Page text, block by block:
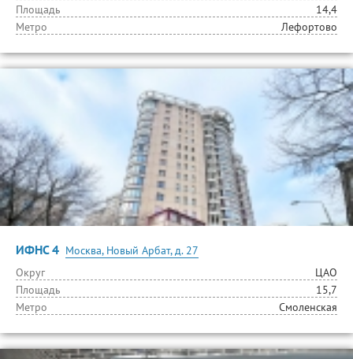
Площадь
14,4
Метро
Лефортово
ИФНС 4 Москва, Новый Арбат, д. 27
Округ
ЦАО
Площадь
15,7
Метро
Смоленская